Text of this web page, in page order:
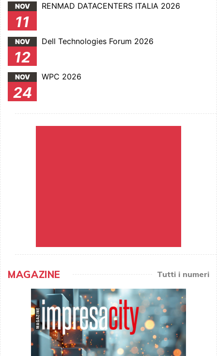
NOV
11
RENMAD DATACENTERS ITALIA 2026
NOV
12
Dell Technologies Forum 2026
NOV
24
WPC 2026
MAGAZINE Tutti i numeri